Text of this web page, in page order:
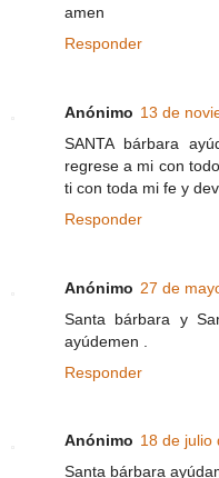
amen
Responder
Anónimo 13 de
SANTA bárbara
regrese a mi con
ti con toda mi fe y
Responder
Anónimo 27 de
Santa bárbara y
ayúdemen .
Responder
Anónimo 18 de julio
Santa bárbara